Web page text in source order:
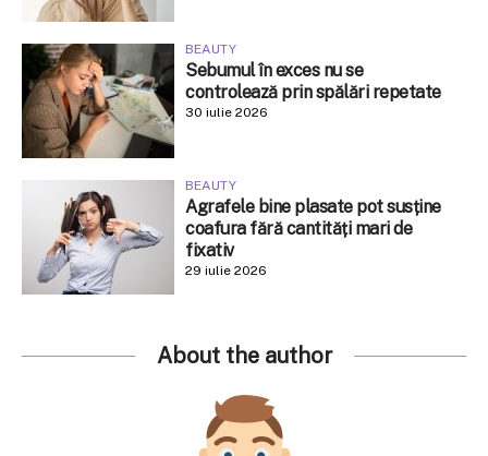
BEAUTY
Sebumul în exces nu se
controlează prin spălări repetate
30 iulie 2026
BEAUTY
Agrafele bine plasate pot susține
coafura fără cantități mari de
fixativ
29 iulie 2026
About the author